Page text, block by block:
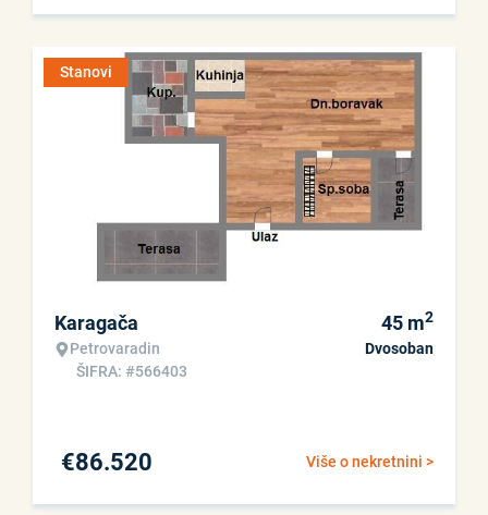
Stanovi
Karagača
Petrovaradin
ŠIFRA: #566403
45 m2
Dvosoban
Više o nekretnini >
€86.520